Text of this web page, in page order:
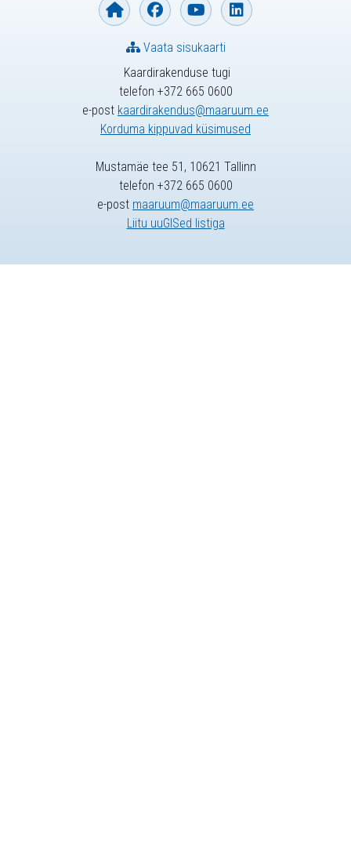
Kaardirakenduse tugi
telefon +372 665 0600
e-post kaardirakendus@maaruum.ee
Korduma kippuvad küsimused
Vaata sisukaarti
Mustamäe tee 51, 10621 Tallinn
telefon +372 665 0600
e-post maaruum@maaruum.ee
Liitu uuGISed listiga